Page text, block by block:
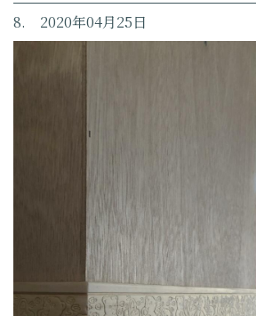
8. 2020年04月25日